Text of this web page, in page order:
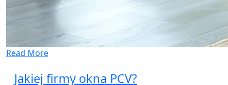
Read More
Jakiej firmy okna PCV?